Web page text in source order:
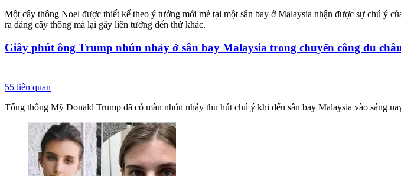
Một cây thông Noel được thiết kế theo ý tưởng mới mẻ tại một sân bay ở Malaysia nhận được sự chú ý
ra dáng cây thông mà lại gây liên tưởng đến thứ khác.
Giây phút ông Trump nhún nhảy ở sân bay Malaysia trong chuyến công du
55 liên quan
Tổng thống Mỹ Donald Trump đã có màn nhún nhảy thu hút chú ý khi đến sân bay Malaysia vào sáng